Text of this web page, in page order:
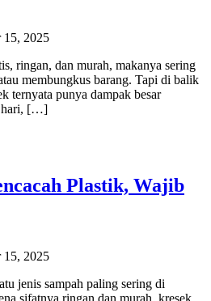
15, 2025
ringan, dan murah, makanya sering
membungkus barang. Tapi di balik
ternyata punya dampak besar
hari, […]
Plastik, Wajib
15, 2025
jenis sampah paling sering di
sifatnya ringan dan murah, kresek